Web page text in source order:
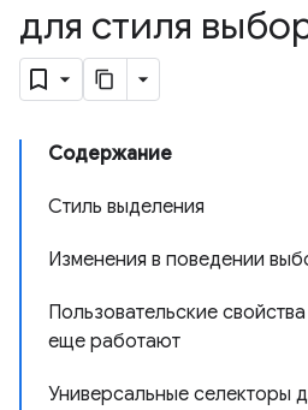
для стиля
Содержание
Стиль выделения
Изменения в поведении
Пользовательские
еще работают
Универсальные селекторы